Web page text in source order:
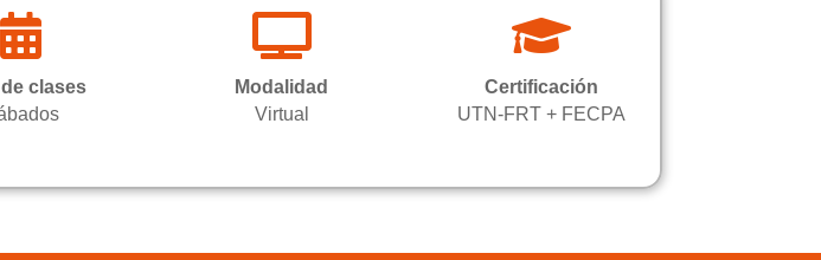

de clases

Modalidad
Virtual

Certificación
UTN-FRT + FECPA